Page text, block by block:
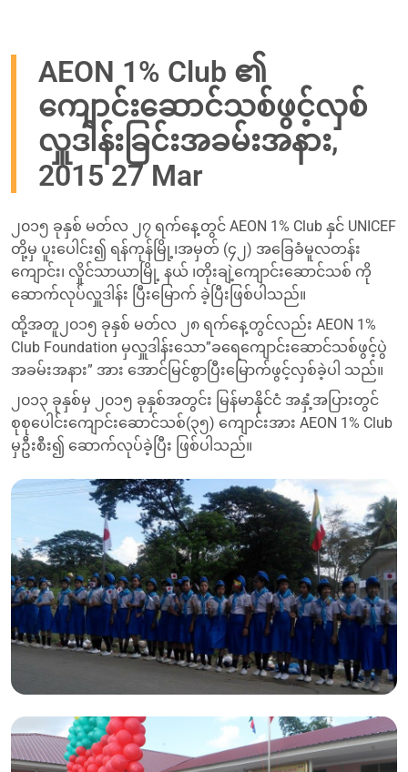
AEON 1% Club ၏
ကျောင်းဆောင်သစ်ဖွင့်လှစ်
လှူဒါန်းခြင်းအခမ်းအနား,
2015 27 Mar
၂၀၁၅ ခုနှစ် မတ်လ ၂၇ ရက်နေ့တွင် AEON 1% Club နှင် UNICEF
တို့မှ ပူးပေါင်း၍ ရန်ကုန်မြို့၊အမှတ် (၄၂) အခြေခံမူလတန်း
ကျောင်း၊ လှိုင်သာယာမြို့ နယ် ၊တိုးချဲ့ကျောင်းဆောင်သစ် ကို
ဆောက်လုပ်လှူဒါန်း ပြီးမြောက် ခဲ့ပြီးဖြစ်ပါသည်။
ထို့အတူ၂၀၁၅ ခုနှစ် မတ်လ ၂၈ ရက်နေ့တွင်လည်း AEON 1%
Club Foundation မှလှူဒါန်းသော”ခရေကျောင်းဆောင်သစ်ဖွင့်ပွဲ
အခမ်းအနား” အား အောင်မြင်စွာပြီးမြောက်ဖွင့်လှစ်ခဲ့ပါ သည်။
၂၀၁၃ ခုနှစ်မှ ၂၀၁၅ ခုနှစ်အတွင်း မြန်မာနိုင်ငံ အနှံ့အပြားတွင်
စုစုပေါင်းကျောင်းဆောင်သစ်(၃၅) ကျောင်းအား AEON 1% Club
မှဦးစီး၍ ဆောက်လုပ်ခဲ့ပြီး ဖြစ်ပါသည်။